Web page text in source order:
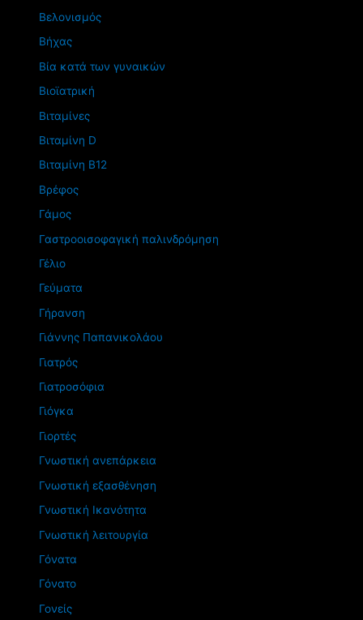
Βελονισμός
Βήχας
Βία κατά των γυναικών
Βιοϊατρική
Βιταμίνες
Βιταμίνη D
Βιταμίνη Β12
Βρέφος
Γάμος
Γαστροοισοφαγική παλινδρόμηση
Γέλιο
Γεύματα
Γήρανση
Γιάννης Παπανικολάου
Γιατρός
Γιατροσόφια
Γιόγκα
Γιορτές
Γνωστική ανεπάρκεια
Γνωστική εξασθένηση
Γνωστική Ικανότητα
Γνωστική λειτουργία
Γόνατα
Γόνατο
Γονείς